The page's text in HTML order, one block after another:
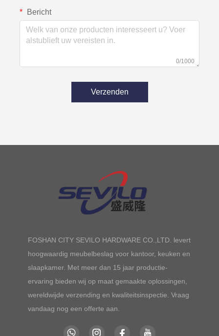
Bericht
0/1000
Verzenden
FOSHAN CITY SEVILO HARDWARE CO.,LTD. levert
hoogwaardig meubelbeslag voor kantoor, keuken en
slaapkamer. Met meer dan 15 jaar productie-
ervaring bieden wij op maat gemaakte oplossingen,
wereldwijde verzending en kwaliteitsinspectie. Vraag
vandaag nog een offerte aan.